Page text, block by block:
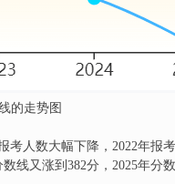
的走势图
考人数大幅下降，2022年报
线又涨到382分，2025年分